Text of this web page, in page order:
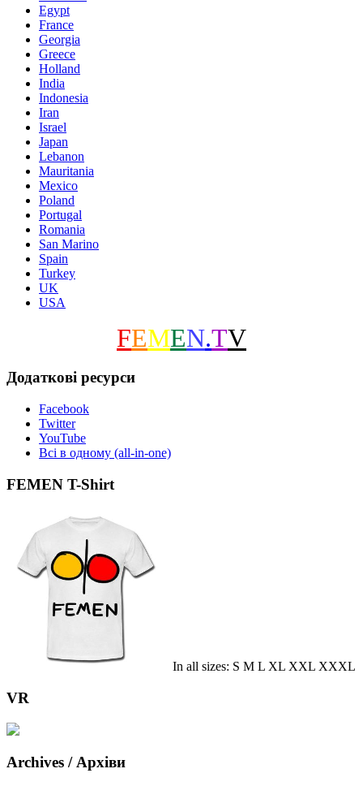
Egypt
France
Georgia
Greece
Holland
India
Indonesia
Iran
Israel
Japan
Lebanon
Mauritania
Mexico
Poland
Portugal
Romania
San Marino
Spain
Turkey
UK
USA
FEMEN.TV
Додаткові ресурси
Facebook
Twitter
YouTube
Всі в одному (all-in-one)
FEMEN T-Shirt
In all sizes: S M L XL XXL XXXL
VR
Archives / Архіви